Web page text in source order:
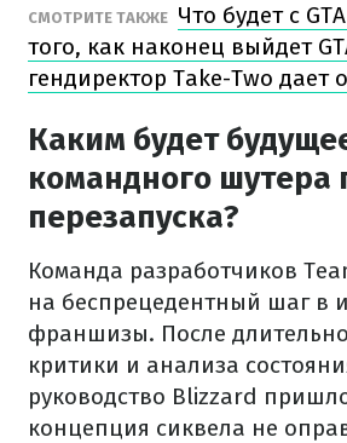
СМОТРИТЕ ТАКЖЕ Что будет с
того, как наконец выйдет
гендиректор Take-Two дает
Каким будет
командного шутера
перезапуска?
Команда разработчиков
на беспрецедентный шаг в
франшизы. После
критики и анализа
руководство Blizzard
концепция сиквела не